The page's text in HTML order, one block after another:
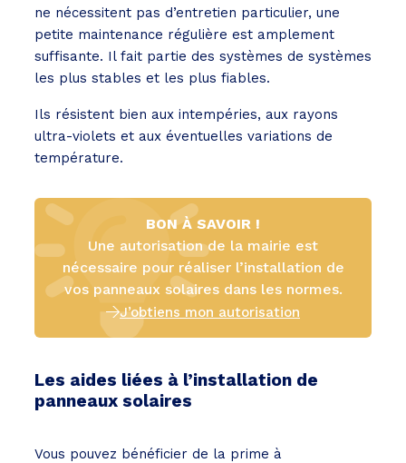
ne nécessitent pas d’entretien particulier, une
petite maintenance régulière est amplement
suffisante. Il fait partie des systèmes de systèmes
les plus stables et les plus fiables.
Ils résistent bien aux intempéries, aux rayons
ultra-violets et aux éventuelles variations de
température.
BON À SAVOIR !
Une autorisation de la mairie est
nécessaire pour réaliser l’installation de
vos panneaux solaires dans les normes.
J’obtiens mon autorisation
Les aides liées à l’installation de
panneaux solaires
Vous pouvez bénéficier de la prime à